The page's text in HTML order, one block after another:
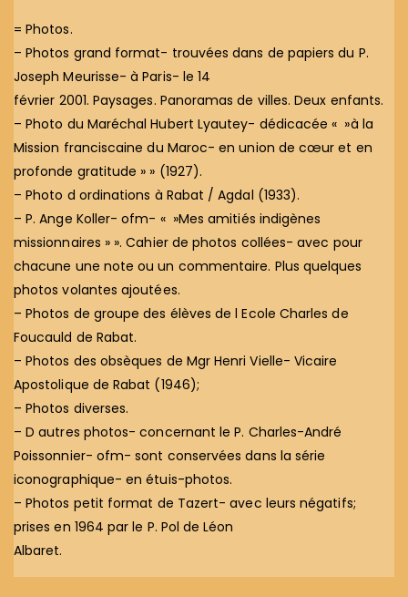
= Photos.
– Photos grand format- trouvées dans de papiers du P.
Joseph Meurisse- à Paris- le 14
février 2001. Paysages. Panoramas de villes. Deux enfants.
– Photo du Maréchal Hubert Lyautey- dédicacée « »à la
Mission franciscaine du Maroc- en union de cœur et en
profonde gratitude » » (1927).
– Photo d ordinations à Rabat / Agdal (1933).
– P. Ange Koller- ofm- « »Mes amitiés indigènes
missionnaires » ». Cahier de photos collées- avec pour
chacune une note ou un commentaire. Plus quelques
photos volantes ajoutées.
– Photos de groupe des élèves de l Ecole Charles de
Foucauld de Rabat.
– Photos des obsèques de Mgr Henri Vielle- Vicaire
Apostolique de Rabat (1946);
– Photos diverses.
– D autres photos- concernant le P. Charles-André
Poissonnier- ofm- sont conservées dans la série
iconographique- en étuis-photos.
– Photos petit format de Tazert- avec leurs négatifs;
prises en 1964 par le P. Pol de Léon
Albaret.